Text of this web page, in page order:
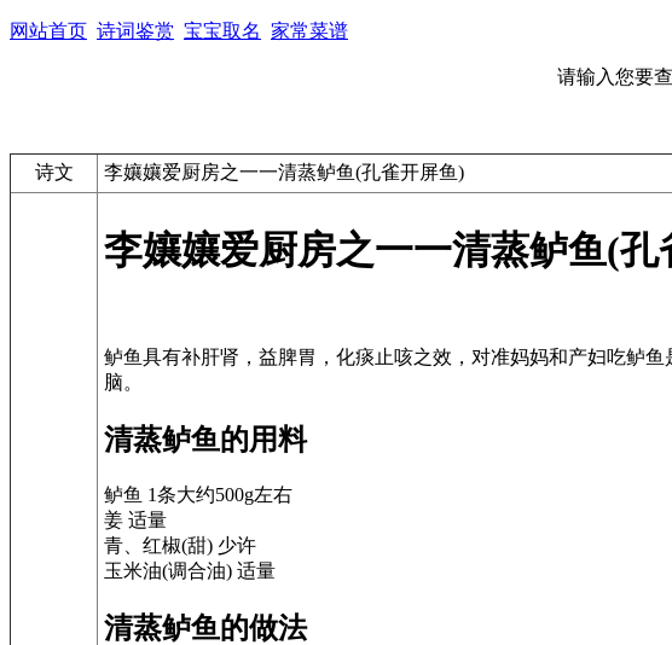
网站首页 诗词鉴赏 宝宝取名 家常菜谱
请输入您要
诗文 李孃孃爱厨房之一一清蒸鲈鱼(孔雀开屏鱼)
李孃孃爱厨房之一一清蒸鲈鱼(孔
鲈鱼具有补肝肾，益脾胃，化痰止咳之效，对准妈妈和产妇吃鲈
清蒸鲈鱼的用料
鲈鱼 1条大约500g左右
姜 适量
青、红椒(甜) 少许
玉米油(调合油) 适量
清蒸鲈鱼的做法